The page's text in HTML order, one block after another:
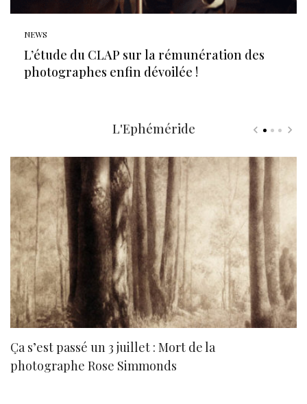
NEWS
L’étude du CLAP sur la rémunération des
photographes enfin dévoilée !
L'Ephéméride
Ça s’est passé un 3 juillet : Mort de la
photographe Rose Simmonds